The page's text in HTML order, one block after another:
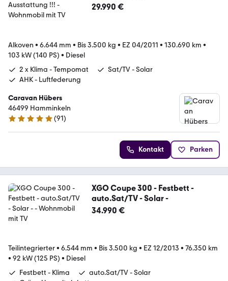
29.990 €
Alkoven • 6.644 mm • Bis 3.500 kg • EZ 04/2011 • 130.690 km •
103 kW (140 PS) • Diesel
2 x Klima - Tempomat
Sat/TV - Solar
AHK - Luftfederung
Caravan Hübers
46499 Hamminkeln
4.8 Sterne
(91)
Kontakt Parken
XGO Coupe 300 - Festbett -
auto.Sat/TV - Solar -
34.990 €
Teilintegrierter• 6.544 mm • Bis 3.500 kg • EZ 12/2013 • 76.350 km
• 92 kW (125 PS) • Diesel
Festbett - Klima
auto.Sat/TV - Solar